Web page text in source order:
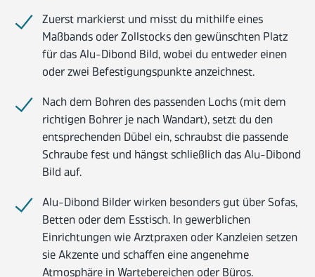
Zuerst markierst und misst du mithilfe eines
Maßbands oder Zollstocks den gewünschten Platz
für das Alu-Dibond Bild, wobei du entweder einen
oder zwei Befestigungspunkte anzeichnest.
Nach dem Bohren des passenden Lochs (mit dem
richtigen Bohrer je nach Wandart), setzt du den
entsprechenden Dübel ein, schraubst die passende
Schraube fest und hängst schließlich das Alu-Dibond
Bild auf.
Alu-Dibond Bilder wirken besonders gut über Sofas,
Betten oder dem Esstisch. In gewerblichen
Einrichtungen wie Arztpraxen oder Kanzleien setzen
sie Akzente und schaffen eine angenehme
Atmosphäre in Wartebereichen oder Büros.